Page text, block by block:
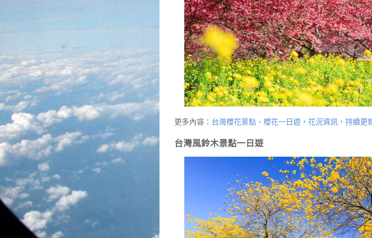
更多內容： 台灣櫻花景點、櫻花一日遊，花況資訊，持續更
台灣風鈴木景點一日遊